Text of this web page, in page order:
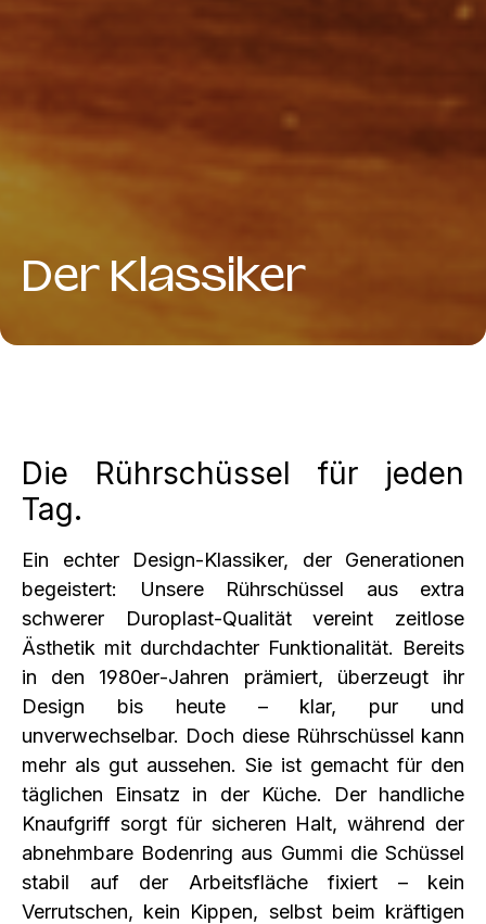
Der Klassiker
Die Rührschüssel für jeden
Tag.
Ein echter Design‑Klassiker, der Generationen
begeistert: Unsere Rührschüssel aus extra
schwerer Duroplast‑Qualität vereint zeitlose
Ästhetik mit durchdachter Funktionalität. Bereits
in den 1980er‑Jahren prämiert, überzeugt ihr
Design bis heute – klar, pur und
unverwechselbar. Doch diese Rührschüssel kann
mehr als gut aussehen. Sie ist gemacht für den
täglichen Einsatz in der Küche. Der handliche
Knaufgriff sorgt für sicheren Halt, während der
abnehmbare Bodenring aus Gummi die Schüssel
stabil auf der Arbeitsfläche fixiert – kein
Verrutschen, kein Kippen, selbst beim kräftigen